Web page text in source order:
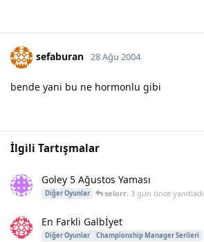
sefaburan 28 Ağu 2004
bende yani bu ne hormonlu gibi
İlgili Tartışmalar
Goley 5 Ağustos Yaması
Diğer Oyunlar selorr,3 gün önce yanıtladı
En Farkli Galbİyet
Diğer Oyunlar Championship Manager Serileri